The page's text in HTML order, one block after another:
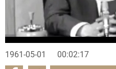
1961-05-01 00:02:17